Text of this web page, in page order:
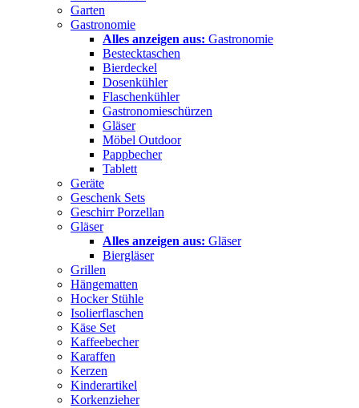
Garten
Gastronomie
Alles anzeigen aus: Gastronomie
Bestecktaschen
Bierdeckel
Dosenkühler
Flaschenkühler
Gastronomieschürzen
Gläser
Möbel Outdoor
Pappbecher
Tablett
Geräte
Geschenk Sets
Geschirr Porzellan
Gläser
Alles anzeigen aus: Gläser
Biergläser
Grillen
Hängematten
Hocker Stühle
Isolierflaschen
Käse Set
Kaffeebecher
Karaffen
Kerzen
Kinderartikel
Korkenzieher